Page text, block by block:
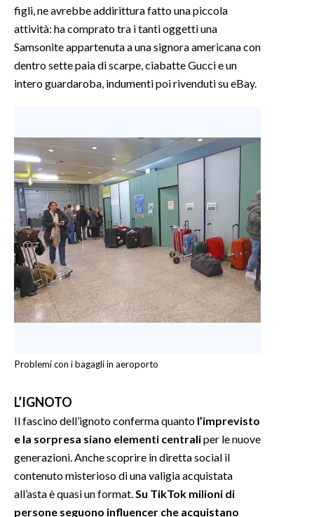
figli, ne avrebbe addirittura fatto una piccola
attività: ha comprato tra i tanti oggetti una
Samsonite appartenuta a una signora americana con
dentro sette paia di scarpe, ciabatte Gucci e un
intero guardaroba, indumenti poi rivenduti su eBay.
Problemi con i bagagli in aeroporto
L’IGNOTO
Il fascino dell’ignoto conferma quanto l’imprevisto
e la sorpresa siano elementi centraliper le nuove
generazioni. Anche scoprire in diretta social il
contenuto misterioso di una valigia acquistata
all’asta è quasi un format. Su TikTok milioni di
persone seguono influencer che acquistano